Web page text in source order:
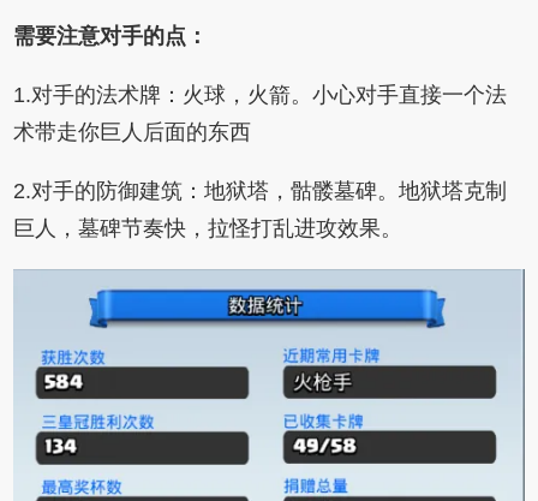
需要注意对手的点：
1.对手的法术牌：火球，火箭。小心对手直接一个法
术带走你巨人后面的东西
2.对手的防御建筑：地狱塔，骷髅墓碑。地狱塔克制
巨人，墓碑节奏快，拉怪打乱进攻效果。